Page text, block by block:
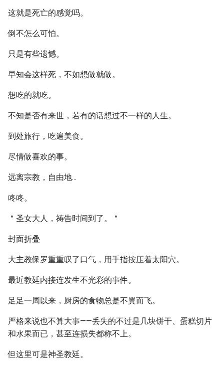
这就是死亡的感觉吗。
倒不怎么可怕。
只是有些遗憾。
早知会这样死，不如想做就做。
想吃的就吃。
不知是否有来世，若有的话想过不一样的人生。
到处旅行，吃遍美食。
尽情做喜欢的事。
远离宗教，自由地...
咚咚。
＂圣女大人，祷告时间到了。＂
封面折叠
大主教保罗重重叹了口气，用手指按压着太阳穴。
最近教廷内接连发生不光彩的事件。
足足一周以来，厨房的食物总是不翼而飞。
严格来说也不算大事——丢失的不过是几块饼干、蛋糕切片
和水果而已，甚至连损失都称不上。
但这里可是神圣教廷。